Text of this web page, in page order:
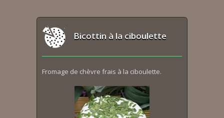
Bicottin à la ciboulette
Fromage de chèvre frais à la ciboulette.